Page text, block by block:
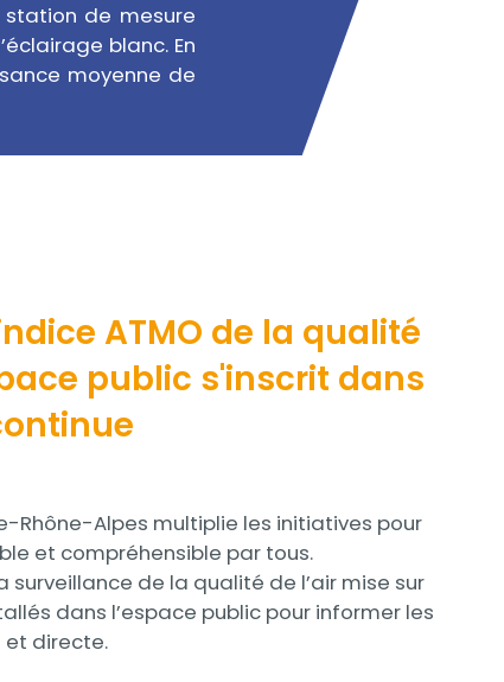
station de mesure
blanc. En
moyenne de
ATMO de la qualité
public s'inscrit dans
Rhône-Alpes multiplie les initiatives pour
et compréhensible par tous.
surveillance de la qualité de l’air mise sur
dans l’espace public pour informer les
et directe.